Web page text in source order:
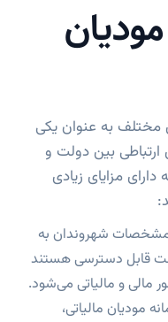
مختلف به عنوان یکی
بین دولت و
مزایای زیادی
مشخصات شهروندان به
قابل دسترسی هستند
مالی و مالیاتی می‌شود.
مودیان مالیاتی،